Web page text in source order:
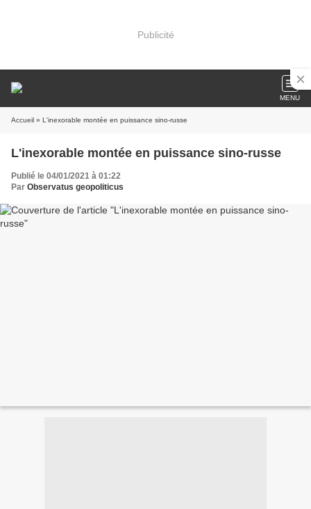
Publicité
MENU
Accueil » L'inexorable montée en puissance sino-russe
L'inexorable montée en puissance sino-russe
Publié le 04/01/2021 à 01:22
Par Observatus geopoliticus